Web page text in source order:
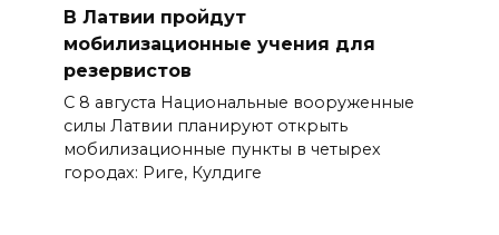
В Латвии пройдут
мобилизационные учения для
резервистов
С 8 августа Национальные вооруженные
силы Латвии планируют открыть
мобилизационные пункты в четырех
городах: Риге, Кулдиге